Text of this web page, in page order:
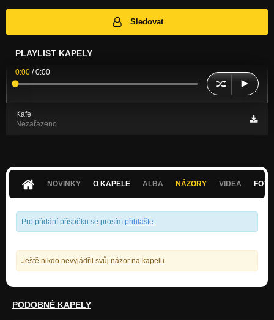
Sledovat
PLAYLIST KAPELY
0:00 /0:00
Kafe
Nezařazeno
NOVINKY O KAPELE ALBA NÁZORY VIDEA
Pro přidání příspěku se prosím přihlašte
Ještě nikdo nevyjádřil svůj názor na kapelu
PODOBNÉ KAPELY